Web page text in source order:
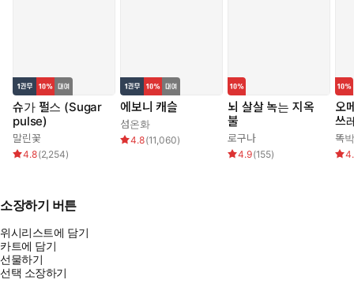
슈가 펄스 (Sugar
pulse)
말린꽃
4.8(2,254)
에보니 캐슬
섬온화
4.8(11,060)
뇌 살살 녹는 지옥
불
로구나
4.9(155)
오
쓰
똑
소장하기 버튼
위시리스트에 담기
카트에 담기
선물하기
선택 소장하기